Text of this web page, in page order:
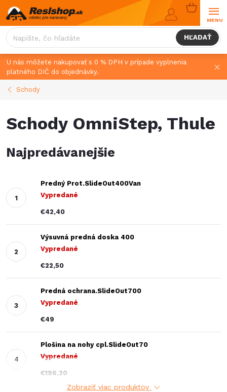
Prejsť
na
obsah
HĽADAŤ
KOŠÍK
U nás môžete nakupovať s 0 % DPH v prípade vyplnenia
platného DIČ do objednávky.
Schody
Schody OmniStep, Thule
Najpredávanejšie
Predný Prot.SlideOut400Van
Vypredané
€42,40
Výsuvná predná doska 400
Vypredané
€22,50
Predná ochrana.SlideOut700
Vypredané
€49
Plošina na nohy cpl.SlideOut70
Vypredané
€196,20
Zobraziť viac produktov